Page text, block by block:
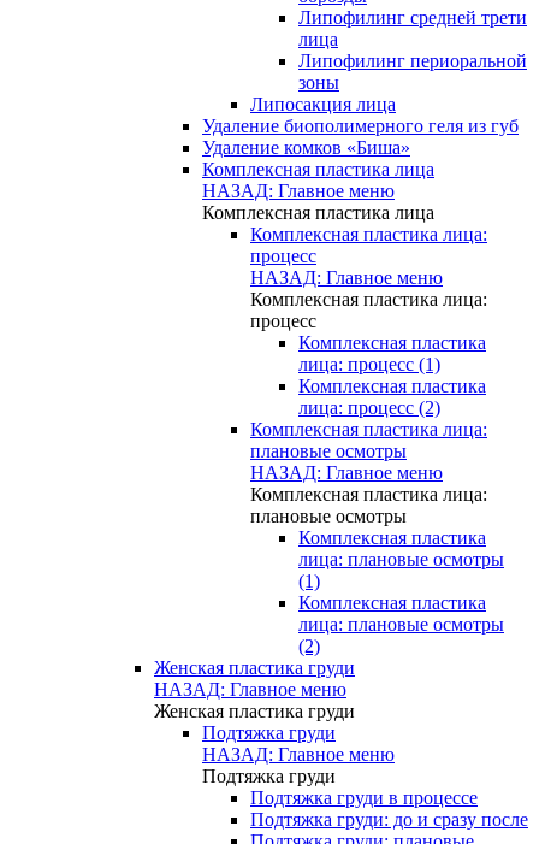
Липофилинг средней трети
лица
Липофилинг периоральной
зоны
Липосакция лица
Удаление биополимерного геля из губ
Удаление комков «Биша»
Комплексная пластика лица
НАЗАД: Главное меню
Комплексная пластика лица
Комплексная пластика лица:
процесс
НАЗАД: Главное меню
Комплексная пластика лица:
процесс
Комплексная пластика
лица: процесс (1)
Комплексная пластика
лица: процесс (2)
Комплексная пластика лица:
плановые осмотры
НАЗАД: Главное меню
Комплексная пластика лица:
плановые осмотры
Комплексная пластика
лица: плановые осмотры
(1)
Комплексная пластика
лица: плановые осмотры
(2)
Женская пластика груди
НАЗАД: Главное меню
Женская пластика груди
Подтяжка груди
НАЗАД: Главное меню
Подтяжка груди
Подтяжка груди в процессе
Подтяжка груди: до и сразу после